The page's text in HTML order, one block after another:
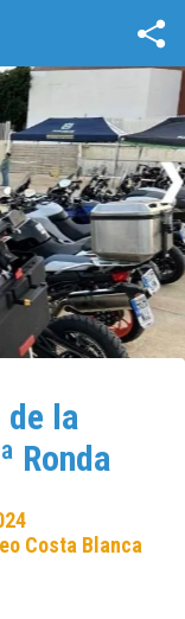
de la
Ronda
Costa Blanca